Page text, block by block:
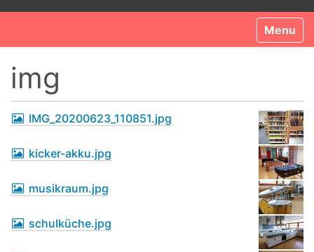
Toggle
img
IMG_20200623_110851.jpg
kicker-akku.jpg
musikraum.jpg
schulküche.jpg